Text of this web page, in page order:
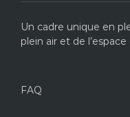
Un cadre unique en
plein air et de
FAQ